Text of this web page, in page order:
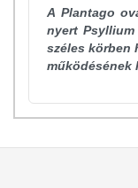
A Plantago
nyert
széles körben
működésének